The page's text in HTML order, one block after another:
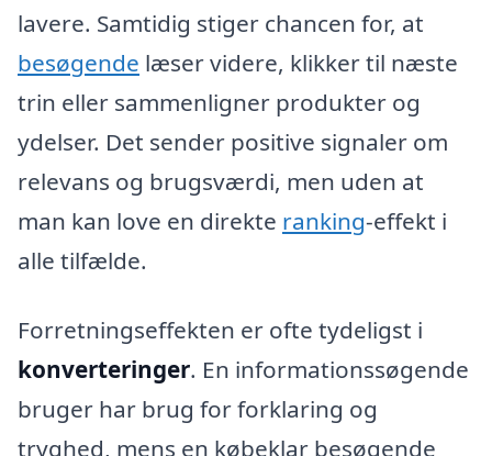
lavere. Samtidig stiger chancen for, at
besøgende læser videre, klikker til næste
trin eller sammenligner produkter og
ydelser. Det sender positive signaler om
relevans og brugsværdi, men uden at
man kan love en direkte ranking-effekt i
alle tilfælde.
Forretningseffekten er ofte tydeligst i
konverteringer. En informationssøgende
bruger har brug for forklaring og
tryghed, mens en købeklar besøgende